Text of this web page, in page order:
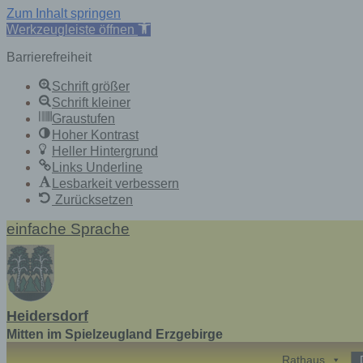
Zum Inhalt springen
Werkzeugleiste öffnen
Barrierefreiheit
Schrift größer
Schrift kleiner
Graustufen
Hoher Kontrast
Heller Hintergrund
Links Underline
Lesbarkeit verbessern
Zurücksetzen
Skip
content
einfache Sprache
Heidersdorf
Mitten im Spielzeugland Erzgebirge
Rathaus